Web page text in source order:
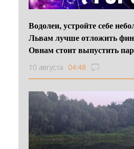
Водолеи, устройте себе
Львам лучше отложить
Овнам стоит выпустить пар
10 августа 04:48